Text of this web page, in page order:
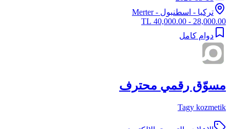
تركيا - اسطنبول - Merter
28,000.00 - 40,000.00 TL
دوام كامل
مسوّق رقمي محترف
Tagy kozmetik